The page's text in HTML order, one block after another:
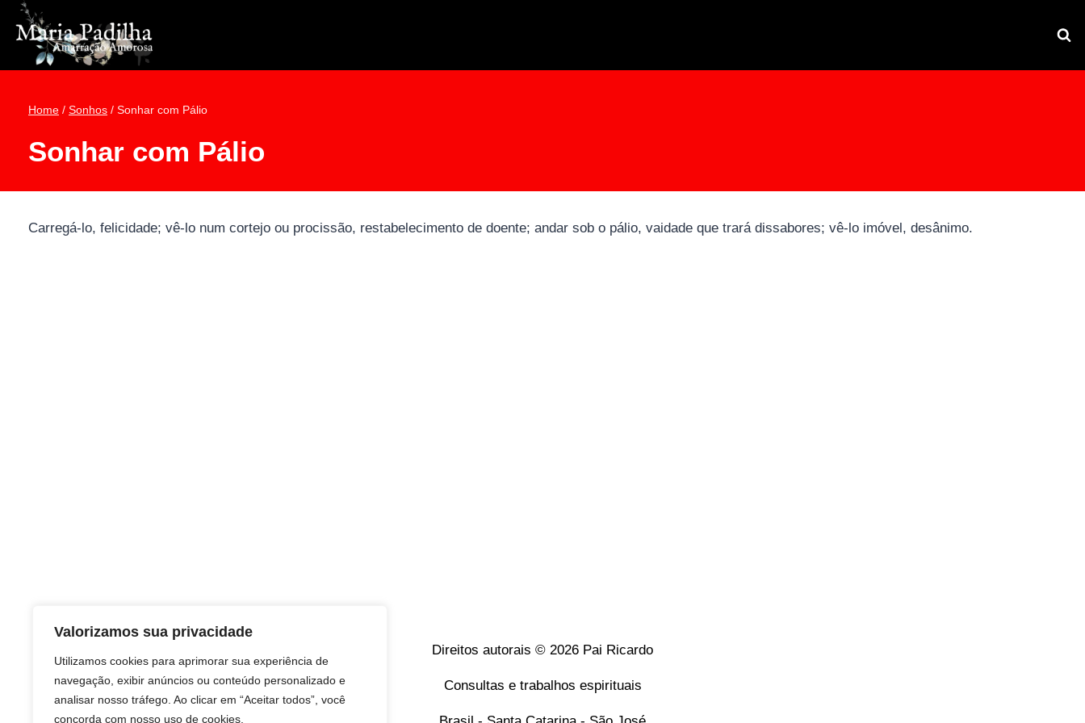
Valorizamos sua privacidade
Utilizamos cookies para aprimorar sua experiência de
navegação, exibir anúncios ou conteúdo personalizado e
analisar nosso tráfego. Ao clicar em “Aceitar todos”, você
concorda com nosso uso de cookies.
Pular
para
Conteúdo
Home / Sonhos / Sonhar com Pálio
Sonhar com Pálio
Carregá-lo, felicidade; vê-lo num cortejo ou procissão, restabelecimento de doente; andar sob o pálio, vaidade que trará dissabores; vê-lo imóvel, desânimo.
Direitos autorais © 2026 Pai Ricardo
Consultas e trabalhos espirituais